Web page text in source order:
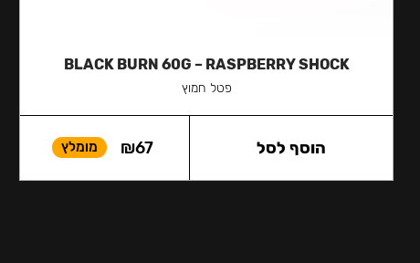
BLACK BURN 60G – RASPBERRY SHOCK
פטל חמוץ
₪67 מומלץ הוסף לסל